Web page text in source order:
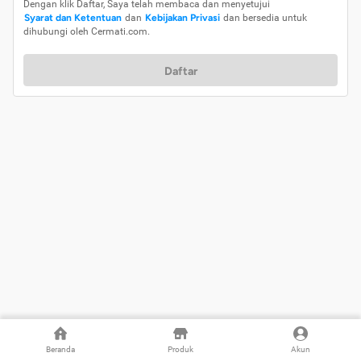
Beranda Produk Akun
Dengan klik Daftar, Saya telah membaca dan menyetujui
Syarat dan Ketentuan dan Kebijakan Privasi dan bersedia untuk
dihubungi oleh Cermati.com.
Daftar